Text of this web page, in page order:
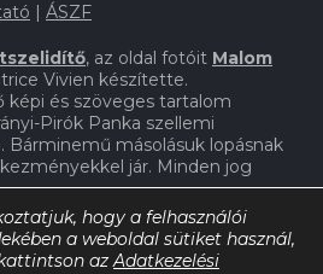
| ÁSZF
, az oldal fotóit Malom
Vivien készítette.
képi és szöveges tartalom
Pirók Panka szellemi
Bárminemű másolásuk lopásnak
jár. Minden jog
támogatta:Emberi Erőforrás
hogy a felhasználói
a weboldal sütiket használ,
azAdatkezelési